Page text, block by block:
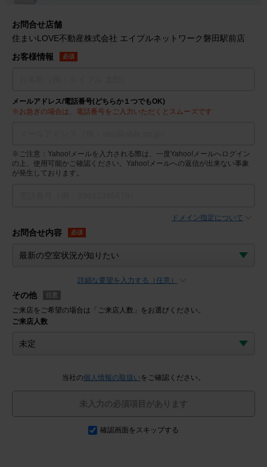
お問合せ店舗
住まいLOVE不動産株式会社 エイブルネットワーク磐田駅前店
お客様情報
必須
メールアドレス/電話番号(どちらか１つでもOK)
※お急ぎの場合は、電話番号をご入力いただくとスムーズです
※ご注意：Yahoo!メールを入力される際は、一度Yahoo!メールへログイン
の上、使用可能かご確認ください。Yahoo!メールへの返信が出来ない事象
が発生しております。
ドメイン指定について
お問合せ内容 必須
詳細な要望を入力する（任意）
その他 任意
ご来店をご希望の場合は「ご来店人数」をお選びください。
ご来店人数
当社の個人情報の取扱い をご確認ください。
未入力の必須項目があります
確認画面をスキップする